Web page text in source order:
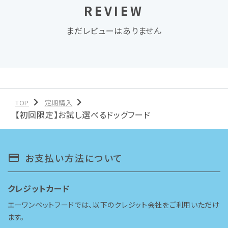
REVIEW
まだレビューはありません
TOP
定期購入
【初回限定】お試し選べるドッグフード
payment お支払い方法について
クレジットカード
エーワンペットフードでは、以下のクレジット会社をご利用いただけ
ます。